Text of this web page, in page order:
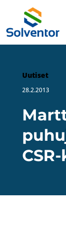
Uutiset
28.2.2013